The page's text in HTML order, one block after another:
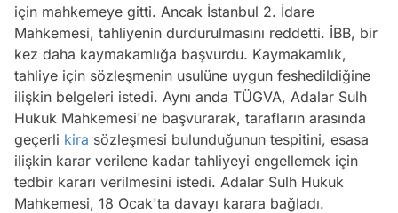
için mahkemeye gitti. Ancak İstanbul 2. İdare
Mahkemesi, tahliyenin durdurulmasını reddetti. İBB, bir
kez daha kaymakamlığa başvurdu. Kaymakamlık,
tahliye için sözleşmenin usulüne uygun feshedildiğine
ilişkin belgeleri istedi. Aynı anda TÜGVA, Adalar Sulh
Hukuk Mahkemesi'ne başvurarak, tarafların arasında
geçerli kira sözleşmesi bulunduğunun tespitini, esasa
ilişkin karar verilene kadar tahliyeyi engellemek için
tedbir kararı verilmesini istedi. Adalar Sulh Hukuk
Mahkemesi, 18 Ocak'ta davayı karara bağladı.